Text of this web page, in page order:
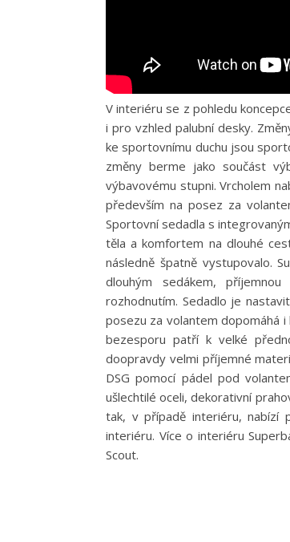
V interiéru se z pohledu
i pro vzhled palubní desky.
ke sportovnímu duchu jsou
změny berme jako součást
výbavovému stupni. Vrcholem
především na posez za
Sportovní sedadla s
těla a komfortem na dlouhé
následně špatně vystupovalo.
dlouhým sedákem,
rozhodnutím. Sedadlo je
posezu za volantem dopomáhá
bezesporu patří k velké
doopravdy velmi příjemné
DSG pomocí pádel pod
ušlechtilé oceli, dekorativní
tak, v případě interiéru, nabízí
interiéru. Více o interiéru
Scout.